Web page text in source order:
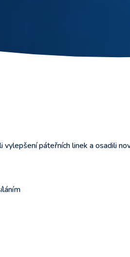
páteřních linek a osadili